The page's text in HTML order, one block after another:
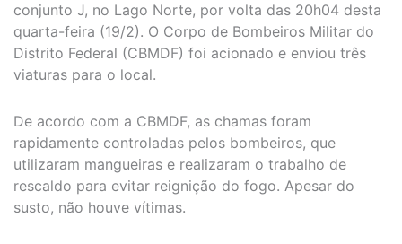
conjunto J, no Lago Norte, por volta das 20h04 desta
quarta-feira (19/2). O Corpo de Bombeiros Militar do
Distrito Federal (CBMDF) foi acionado e enviou três
viaturas para o local.
De acordo com a CBMDF, as chamas foram
rapidamente controladas pelos bombeiros, que
utilizaram mangueiras e realizaram o trabalho de
rescaldo para evitar reignição do fogo. Apesar do
susto, não houve vítimas.